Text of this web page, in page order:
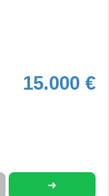
15.000 €
➜